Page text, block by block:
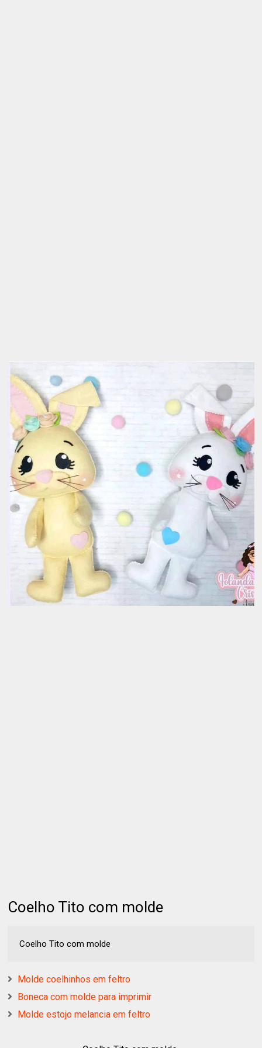
Coelho Tito com molde
Coelho Tito com molde
Molde coelhinhos em feltro
Boneca com molde para imprimir
Molde estojo melancia em feltro